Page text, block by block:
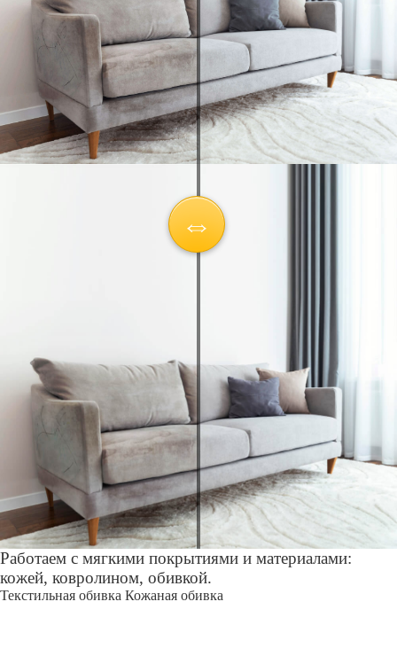
Работаем с мягкими покрытиями и материалами:
кожей, ковролином, обивкой.
Текстильная обивка Кожаная обивка